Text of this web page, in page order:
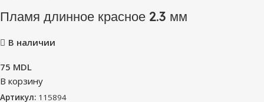
Пламя длинное красное 2.3 мм
В наличии
75 MDL
В корзину
Артикул: 115894